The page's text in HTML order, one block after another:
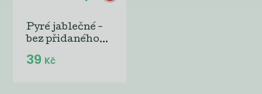
Pyré jablečné -
bez přidaného...
39 Kč